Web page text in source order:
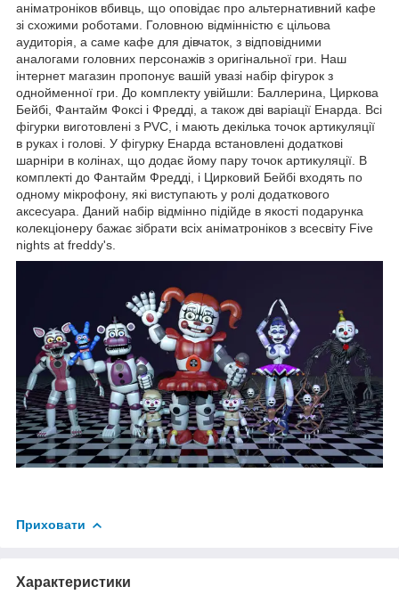
аніматроніков вбивць, що оповідає про альтернативний кафе
зі схожими роботами. Головною відмінністю є цільова
аудиторія, а саме кафе для дівчаток, з відповідними
аналогами головних персонажів з оригінальної гри. Наш
інтернет магазин пропонує вашій увазі набір фігурок з
однойменної гри. До комплекту увійшли: Баллерина, Циркова
Бейбі, Фантайм Фоксі і Фредді, а також дві варіації Енарда. Всі
фігурки виготовлені з PVC, і мають декілька точок артикуляції
в руках і голові. У фігурку Енарда встановлені додаткові
шарніри в колінах, що додає йому пару точок артикуляції. В
комплекті до Фантайм Фредді, і Цирковий Бейбі входять по
одному мікрофону, які виступають у ролі додаткового
аксесуара. Даний набір відмінно підійде в якості подарунка
колекціонеру бажає зібрати всіх аніматроніков з всесвіту Five
nights at freddy's.
Приховати
Характеристики